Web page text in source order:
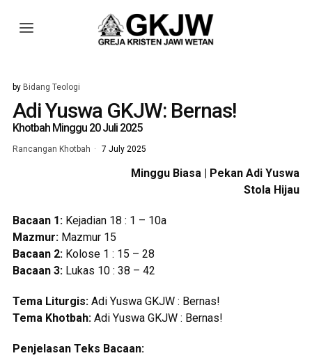
by Bidang Teologi
Adi Yuswa GKJW: Bernas!
Khotbah Minggu 20 Juli 2025
Rancangan Khotbah 7 July 2025
Minggu Biasa | Pekan Adi Yuswa
Stola Hijau
Bacaan 1:Kejadian 18 : 1 – 10a
Mazmur:Mazmur 15
Bacaan 2:Kolose 1 : 15 – 28
Bacaan 3:Lukas 10 : 38 – 42
Tema Liturgis: Adi Yuswa GKJW : Bernas!
Tema Khotbah:Adi Yuswa GKJW : Bernas!
Penjelasan Teks Bacaan: